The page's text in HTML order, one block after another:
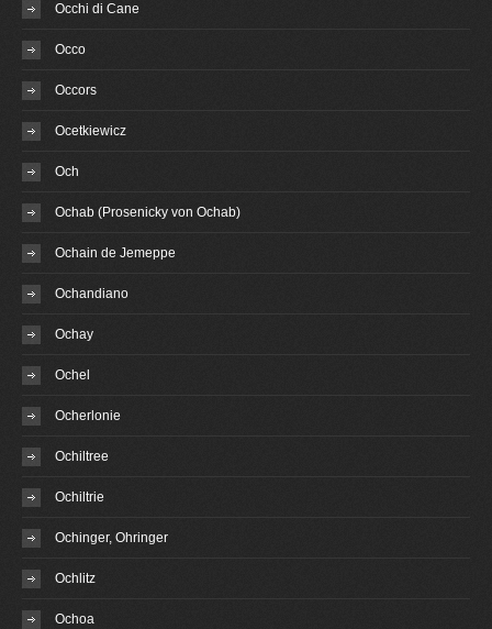
Occhi di Cane
Occo
Occors
Ocetkiewicz
Och
Ochab (Prosenicky von Ochab)
Ochain de Jemeppe
Ochandiano
Ochay
Ochel
Ocherlonie
Ochiltree
Ochiltrie
Ochinger, Ohringer
Ochlitz
Ochoa